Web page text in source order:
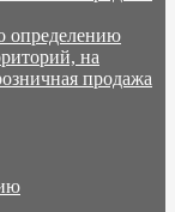
определению
на
продажа